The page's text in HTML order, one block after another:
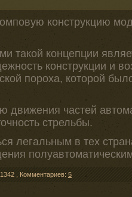
конструкцию
такой концепции
конструкции и
пороха, которой
движения частей
стрельбы.
легальным в тех
Комментариев: 5